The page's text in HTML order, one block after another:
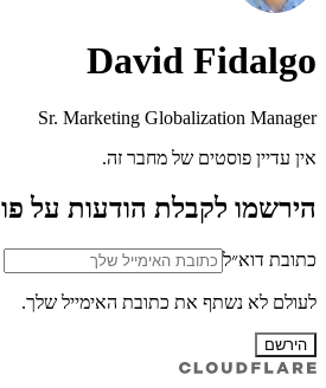
David Fidalgo
Sr. Marketing Globalization Manager
אין עדיין פוסטים של מחבר זה.
הירשמו לקבלת הודעות על
כתובת דוא״ל
לעולם לא נשתף את כתובת האימייל שלך.
הירשם